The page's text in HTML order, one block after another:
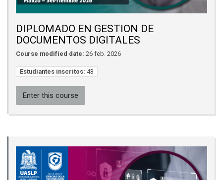
DIPLOMADO EN GESTION DE
DOCUMENTOS DIGITALES
Course modified date: 26 feb. 2026
Estudiantes inscritos: 43
Enter this course